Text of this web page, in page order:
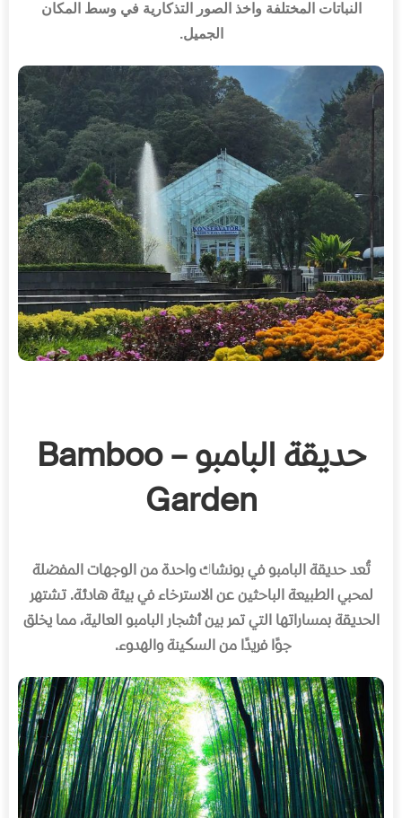
النباتات المختلفة واخذ الصور التذكارية في وسط المكان
الجميل.
حديقة البامبو – Bamboo
Garden
تُعد حديقة البامبو في بونشاك واحدة من الوجهات المفضلة
لمحبي الطبيعة الباحثين عن الاسترخاء في بيئة هادئة.تشتهر
الحديقة بمساراتها التي تمر بين أشجار البامبو العالية، مما يخلق
جوًا فريدًا من السكينة والهدوء.